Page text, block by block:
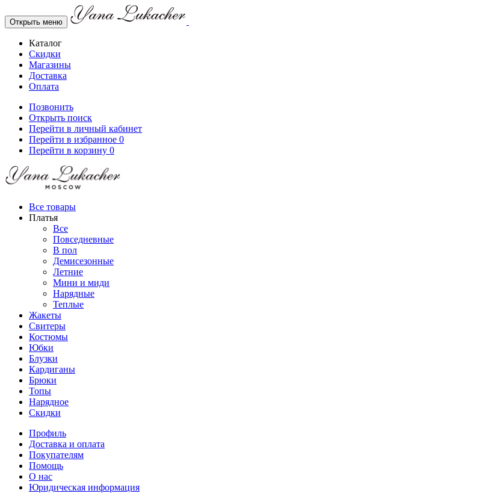
Открыть меню
Каталог
Скидки
Магазины
Доставка
Оплата
Позвонить
Открыть поиск
Перейти в личный кабинет
Перейти в избранное 0
Перейти в корзину 0
Все товары
Платья
Все
Повседневные
В пол
Демисезонные
Летние
Мини и миди
Нарядные
Теплые
Жакеты
Свитеры
Костюмы
Юбки
Блузки
Кардиганы
Брюки
Топы
Нарядное
Скидки
Профиль
Доставка и оплата
Покупателям
Помощь
О нас
Юридическая информация